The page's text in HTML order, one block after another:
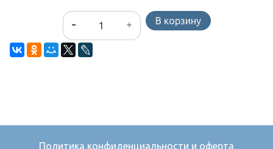
В корзину
Политика конфиденциальности и оферта